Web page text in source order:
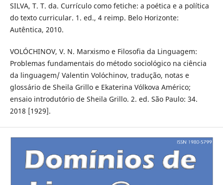
SILVA, T. T. da. Currículo como fetiche: a poética e a política
do texto curricular. 1. ed., 4 reimp. Belo Horizonte:
Autêntica, 2010.
VOLÓCHINOV, V. N. Marxismo e Filosofia da Linguagem:
Problemas fundamentais do método sociológico na ciência
da linguagem/ Valentin Volóchinov, tradução, notas e
glossário de Sheila Grillo e Ekaterina Vólkova Américo;
ensaio introdutório de Sheila Grillo. 2. ed. São Paulo: 34.
2018 [1929].